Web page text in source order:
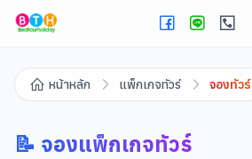
หน้าหลัก แพ็กเกจทัวร์ จองทัวร์
📝 จองแพ็กเกจทัวร์